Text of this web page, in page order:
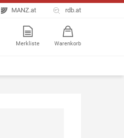
MANZ.at rdb.at
Merkliste Warenkorb